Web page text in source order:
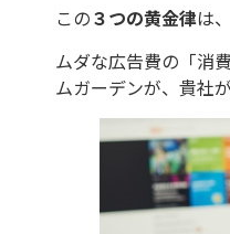
この３つの黄金律は
ムダな広告費の「消
ムガーデンが、貴社